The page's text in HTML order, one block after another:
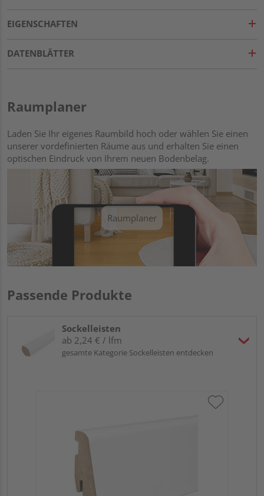
EIGENSCHAFTEN
DATENBLÄTTER
Raumplaner
Laden Sie Ihr eigenes Raumbild hoch oder wählen Sie einen
unserer vordefinierten Räume aus und erhalten Sie einen
optischen Eindruck von Ihrem neuen Bodenbelag.
Raumplaner
Passende Produkte
Sockelleisten
ab 2,24 € / lfm
gesamte Kategorie Sockelleisten entdecken